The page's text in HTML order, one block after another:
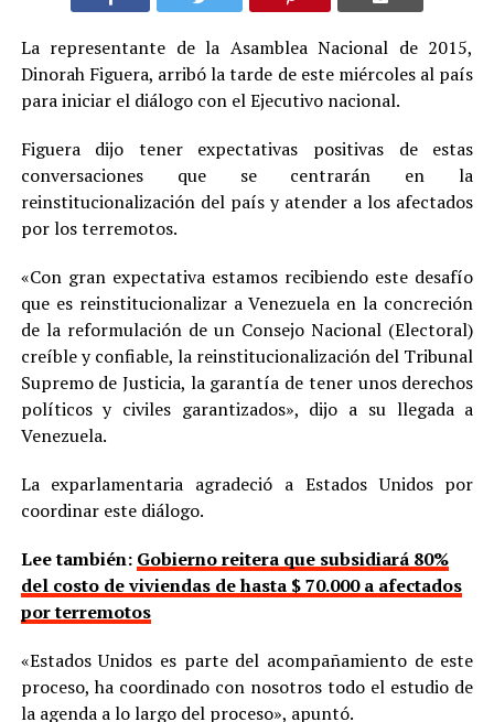
La representante de la Asamblea Nacional de 2015,
Dinorah Figuera, arribó la tarde de este miércoles al país
para iniciar el diálogo con el Ejecutivo nacional.
Figuera dijo tener expectativas positivas de estas
conversaciones que se centrarán en la
reinstitucionalización del país y atender a los afectados
por los terremotos.
«Con gran expectativa estamos recibiendo este desafío
que es reinstitucionalizar a Venezuela en la concreción
de la reformulación de un Consejo Nacional (Electoral)
creíble y confiable, la reinstitucionalización del Tribunal
Supremo de Justicia, la garantía de tener unos derechos
políticos y civiles garantizados», dijo a su llegada a
Venezuela.
La exparlamentaria agradeció a Estados Unidos por
coordinar este diálogo.
Lee también: Gobierno reitera que subsidiará 80%
del costo de viviendas de hasta $ 70.000 a afectados
por terremotos
«Estados Unidos es parte del acompañamiento de este
proceso, ha coordinado con nosotros todo el estudio de
la agenda a lo largo del proceso», apuntó.